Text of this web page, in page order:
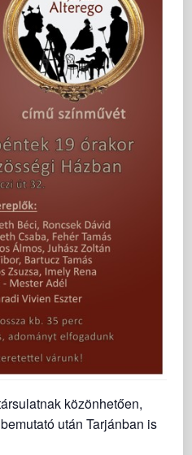
közönhetően,
után Tarjánban is